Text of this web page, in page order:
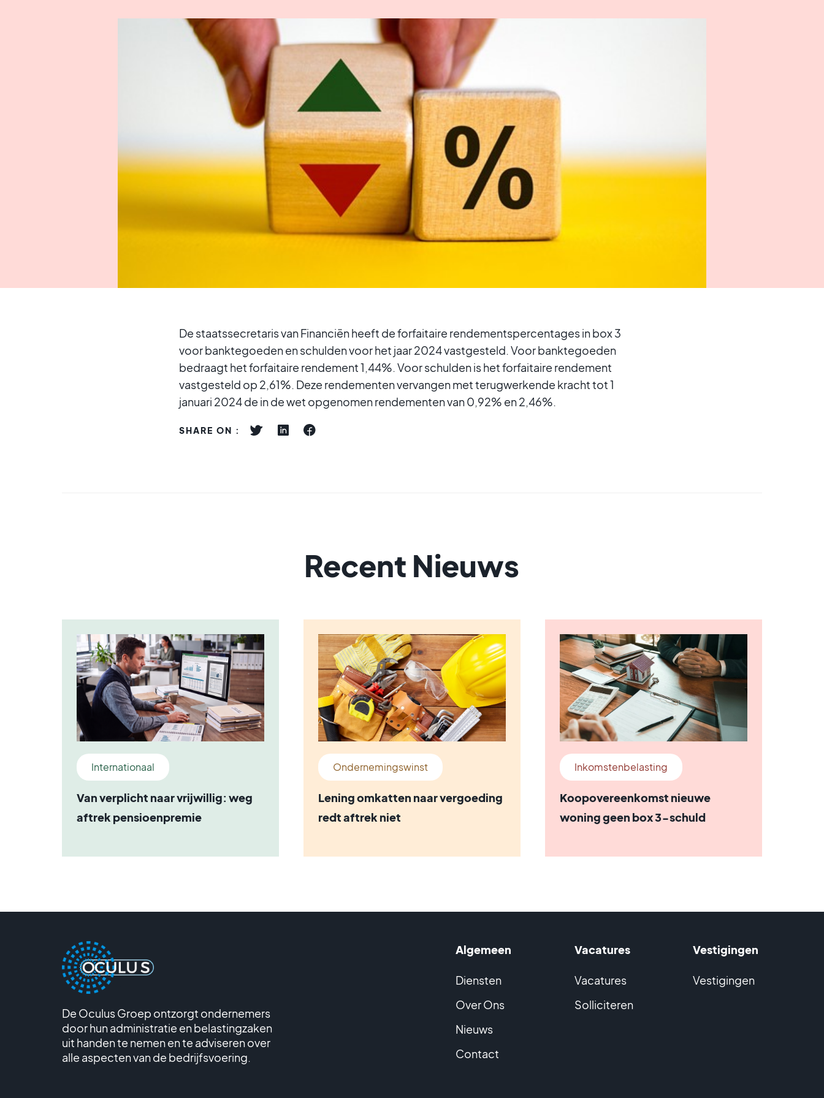
De staatssecretaris van Financiën heeft de forfaitaire rendementspercentages in box 3
voor banktegoeden en schulden voor het jaar 2024 vastgesteld. Voor banktegoeden
bedraagt het forfaitaire rendement 1,44%. Voor schulden is het forfaitaire rendement
vastgesteld op 2,61%. Deze rendementen vervangen met terugwerkende kracht tot 1
januari 2024 de in de wet opgenomen rendementen van 0,92% en 2,46%.
SHARE ON :
Recent Nieuws
Internationaal
Van verplicht naar vrijwillig: weg
aftrek pensioenpremie
Ondernemingswinst
Lening omkatten naar vergoeding
redt aftrek niet
Inkomstenbelasting
Koopovereenkomst nieuwe
woning geen box 3-schuld
De Oculus Groep ontzorgt ondernemers
door hun administratie en belastingzaken
uit handen te nemen en te adviseren over
alle aspecten van de bedrijfsvoering.
Algemeen
Diensten
Over Ons
Nieuws
Contact
Vacatures
Vacatures
Solliciteren
Vestigingen
Vestigingen